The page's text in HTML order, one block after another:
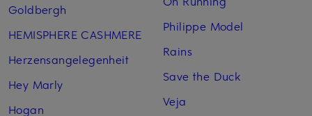
Goldbergh
HEMISPHERE CASHMERE
Herzensangelegenheit
Hey Marly
Hogan
Philippe Model
Rains
Save the Duck
Veja